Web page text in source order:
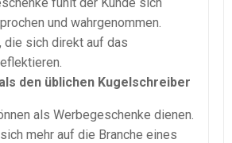
und wahrgenommen.
die sich direkt auf das
den üblichen Kugelschreiber
als Werbegeschenke dienen.
mehr auf die Branche eines